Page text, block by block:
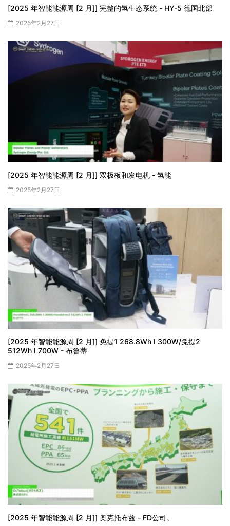
[2025 年智能能源周 [2 月]] 完整的氢生态系统 - HY-5 德国北部
2025年2月27日
[2025 年智能能源周 [2 月]] 双极板和发电机 - 氢能
2025年2月27日
[2025 年智能能源周 [2 月]] 免提1 268.8Wh I 300W/免提2
512Wh I 700W - 布鲁蒂
2025年2月27日
[2025 年智能能源周 [2 月]] 奥克托布兹 - FD公司。